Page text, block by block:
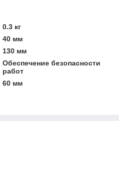
0.3 кг
40 мм
130 мм
Обеспечение безопасности
работ
60 мм